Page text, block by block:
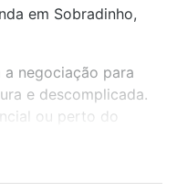
em Sobradinho,
negociação para
e descomplicada.
ou perto do
em Sobradinho,
sonho. Agende uma